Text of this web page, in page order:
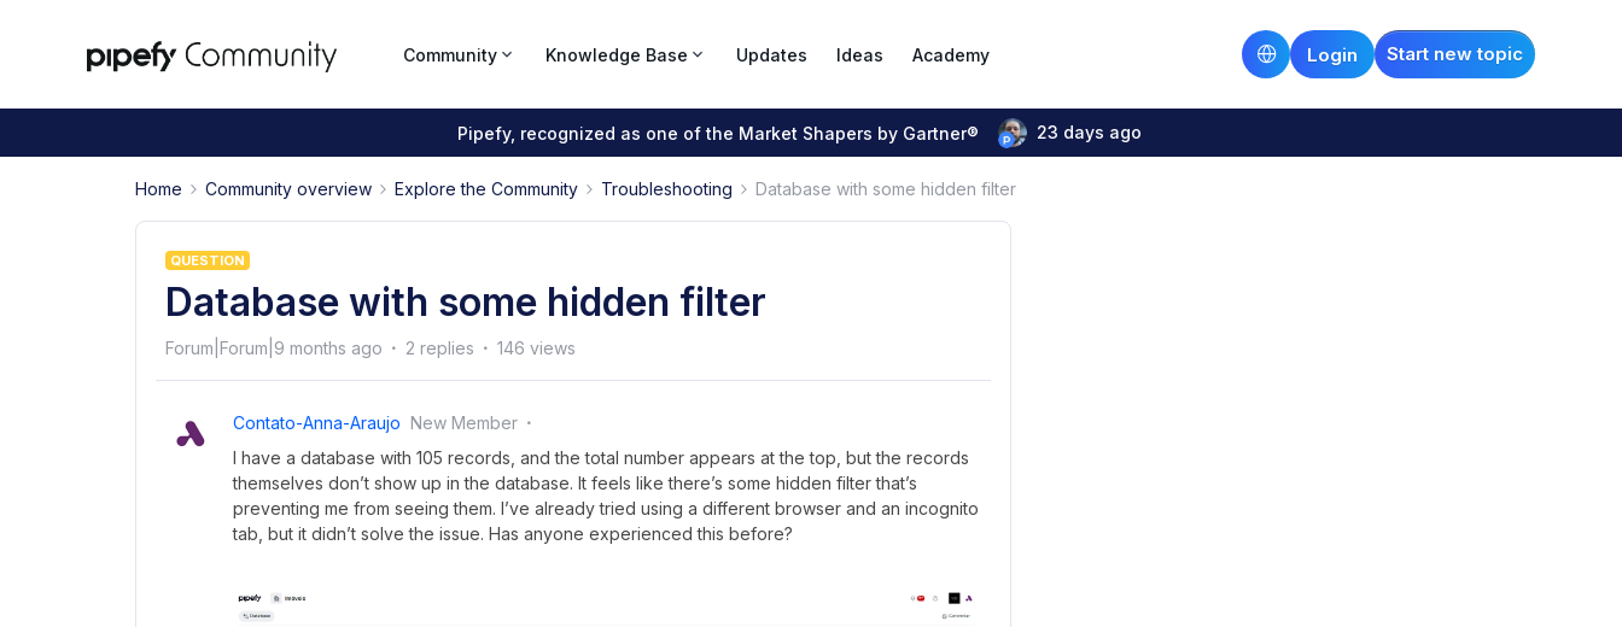
Community Knowledge Base Updates Ideas Academy Start new topic
Login
Pipefy, recognized as one of the Market Shapers by Gartner® 23 days ago
Home Community overview Explore the Community Troubleshooting Database with some hidden filter
QUESTION
Database with some hidden filter
Forum|Forum|9 months ago 2 replies 146 views
Contato-Anna-Araujo New Member
I have a database with 105 records, and the total number appears at the top, but the records
themselves don’t show up in the database. It feels like there’s some hidden filter that’s
preventing me from seeing them. I’ve already tried using a different browser and an incognito
tab, but it didn’t solve the issue. Has anyone experienced this before?